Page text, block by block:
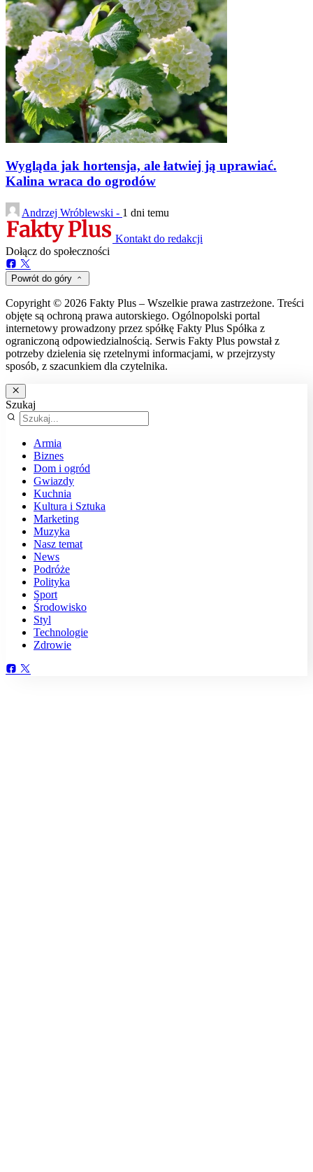
Wygląda jak hortensja, ale łatwiej ją uprawiać.
Kalina wraca do ogrodów
Andrzej Wróblewski - 1 dni temu
Kontakt do redakcji
Dołącz do społeczności
Powrót do góry
Copyright © 2026 Fakty Plus – Wszelkie prawa zastrzeżone. Treści
objęte są ochroną prawa autorskiego. Ogólnopolski portal
internetowy prowadzony przez spółkę Fakty Plus Spółka z
ograniczoną odpowiedzialnością. Serwis Fakty Plus powstał z
potrzeby dzielenia się rzetelnymi informacjami, w przejrzysty
sposób, z szacunkiem dla czytelnika.
Szukaj
Armia
Biznes
Dom i ogród
Gwiazdy
Kuchnia
Kultura i Sztuka
Marketing
Muzyka
Nasz temat
News
Podróże
Polityka
Sport
Środowisko
Styl
Technologie
Zdrowie